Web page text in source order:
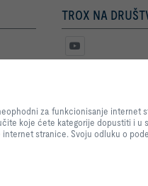
TROX NA
internet stranice i omogućimo
za podešavanja koja
da odlučite koje ćete
pretraživača. Molimo
za funkcionisanje internet
koje ćete kategorije dopustiti i u
stranice. Svoju odluku o